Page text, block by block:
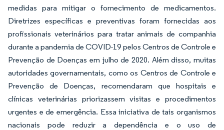
medidas para mitigar o fornecimento de medicamentos.
Diretrizes específicas e preventivas foram fornecidas aos
profissionais veterinários para tratar animais de companhia
durante a pandemia de COVID-19 pelos Centros de Controle e
Prevenção de Doenças em julho de 2020. Além disso, muitas
autoridades governamentais, como os Centros de Controle e
Prevenção de Doenças, recomendaram que hospitais e
clínicas veterinárias priorizassem visitas e procedimentos
urgentes e de emergência. Essa iniciativa de tais organismos
nacionais pode reduzir a dependência e o uso de